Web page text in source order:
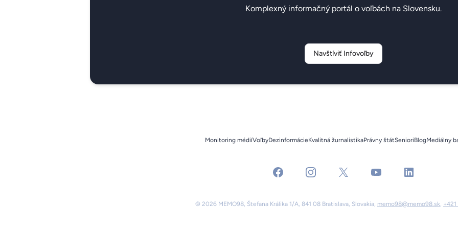
Komplexný informačný portál o voľbách na Slovensku.
Navštíviť Infovoľby
Monitoring médiíVoľbyDezinformácieKvalitná žurnalistikaPrávny štátSenioriBlogMediálny
facebook instagramx youtube linkedin
© 2026 MEMO98, Štefana Králika 1/A, 841 08 Bratislava, Slovakia, memo98@memo98.sk,